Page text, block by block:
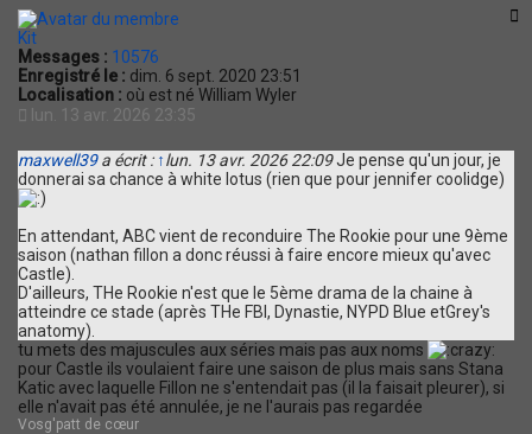
9
Kit
Messages : 10576
Enregistré le : dim. 6 sept. 2020 23:51
Localisation : où est né William Wyler
lun. 13 avr. 2026 23:35
maxwell39a écrit : ↑lun. 13 avr. 2026 22:09Je pense qu'un jour, je
donnerai sa chance à white lotus (rien que pour jennifer coolidge)
En attendant, ABC vient de reconduire The Rookie pour une 9ème
saison (nathan fillon a donc réussi à faire encore mieux qu'avec
Castle).
D'ailleurs, THe Rookie n'est que le 5ème drama de la chaine à
atteindre ce stade (après THe FBI, Dynastie, NYPD Blue etGrey's
anatomy).
tu mets des majuscules aux séries mais pas aux noms
pour Castle ils voulaient faire une saison de plus mais sans Stana
Katic avec laquelle Fillon ne s'entendait pas (il la faisait pleurer), si
elle n'avait pas été annulée, je ne l'aurais pas regardée
Vosg'patt de cœur